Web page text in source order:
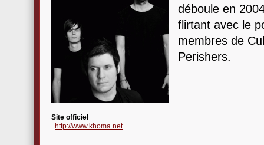
déboule en
flirtant avec le
membres de
Perishers.
Site officiel
http://www.khoma.net